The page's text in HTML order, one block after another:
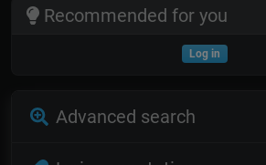
Recommended for you
Log in
Advanced search